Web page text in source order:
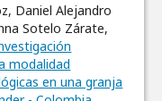
Daniel Alejandro
Sotelo Zárate,
modalidad
en una granja